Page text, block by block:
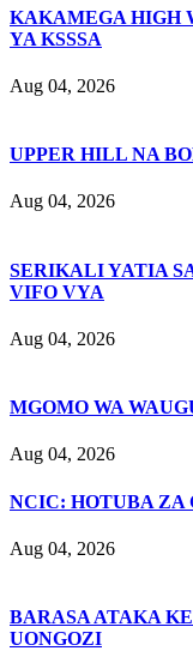
KAKAMEGA HIGH
YA KSSSA
Aug 04, 2026
UPPER HILL NA
Aug 04, 2026
SERIKALI YATIA
VIFO VYA
Aug 04, 2026
MGOMO WA
Aug 04, 2026
NCIC: HOTUBA ZA
Aug 04, 2026
BARASA ATAKA
UONGOZI